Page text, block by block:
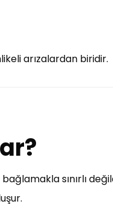
arızalardan biridir.
sınırlı